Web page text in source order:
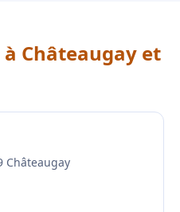
Châteaugay et
Châteaugay